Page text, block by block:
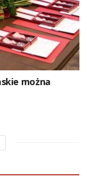
można